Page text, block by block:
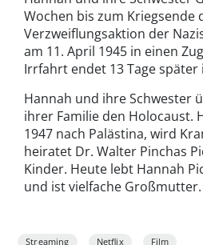
Wochen bis zum Kriegsende
Verzweiflungsaktion der
am 11. April 1945 in einen
Irrfahrt endet 13 Tage
Hannah und ihre Schwester
ihrer Familie den Holocaust.
1947 nach Palästina, wird
heiratet Dr. Walter Pinchas
Kinder. Heute lebt Hannah
und ist vielfache Großmutter.
Streaming Netflix Film